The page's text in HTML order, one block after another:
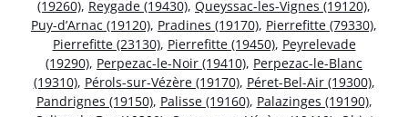
(19260), Reygade (19430), Queyssac-les-Vignes (19120),
Puy-d’Arnac (19120), Pradines (19170), Pierrefitte (79330),
Pierrefitte (23130), Pierrefitte (19450), Peyrelevade
(19290), Perpezac-le-Noir (19410), Perpezac-le-Blanc
(19310), Pérols-sur-Vézère (19170), Péret-Bel-Air (19300),
Pandrignes (19150), Palisse (19160), Palazinges (19190),